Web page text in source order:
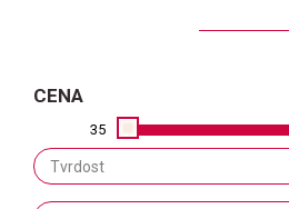
CENA
35